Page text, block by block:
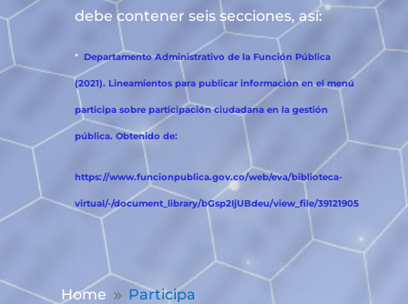
debe contener seis secciones, así:
* Departamento Administrativo de la Función Pública
(2021). Lineamientos para publicar información en el menú
participa sobre participación ciudadana en la gestión
pública. Obtenido de:
https://www.funcionpublica.gov.co/web/eva/biblioteca-
virtual/-/document_library/bGsp2IjUBdeu/view_file/39121905
Home 9 Participa